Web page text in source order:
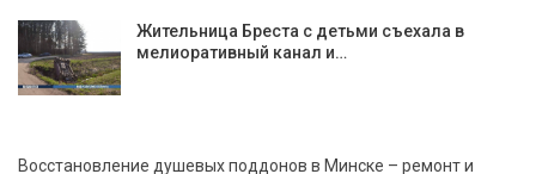
Жительница Бреста с детьми съехала в
мелиоративный канал и…
Восстановление душевых поддонов в Минске – ремонт и